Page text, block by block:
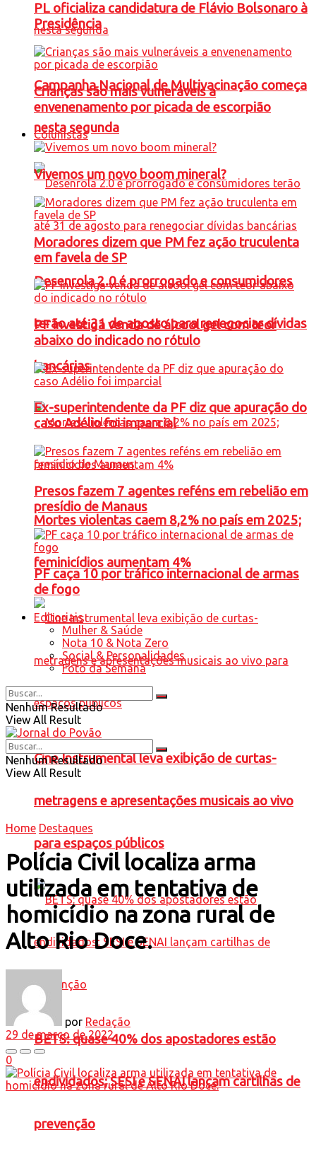
Campanha Nacional de Multivacinação começa
nesta segunda
Desenrola 2.0 é prorrogado e consumidores
terão até 31 de agosto para renegociar dívidas
bancárias
Mortes violentas caem 8,2% no país em 2025;
feminicídios aumentam 4%
Cine Instrumental leva exibição de curtas-
metragens e apresentações musicais ao vivo
para espaços públicos
BETS: quase 40% dos apostadores estão
endividados; SESI e SENAI lançam cartilhas de
prevenção
PL oficializa candidatura de Flávio Bolsonaro à
Presidência
Crianças são mais vulneráveis a
envenenamento por picada de escorpião
Colunistas
Vivemos um novo boom mineral?
Moradores dizem que PM fez ação truculenta
em favela de SP
PF investiga venda de álcool gel com teor
abaixo do indicado no rótulo
Ex-superintendente da PF diz que apuração do
caso Adélio foi imparcial
Presos fazem 7 agentes reféns em rebelião em
presídio de Manaus
PF caça 10 por tráfico internacional de armas
de fogo
Editoriais
Mulher & Saúde
Nota 10 & Nota Zero
Social & Personalidades
Foto da Semana
Nenhum Resultado
View All Result
Nenhum Resultado
View All Result
Home Destaques
Polícia Civil localiza arma
utilizada em tentativa de
homicídio na zona rural de
Alto Rio Doce.
por Redação
29 de março de 2022
0